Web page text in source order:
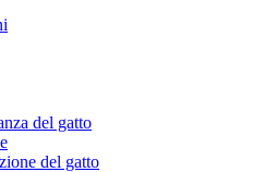
del gatto
del gatto